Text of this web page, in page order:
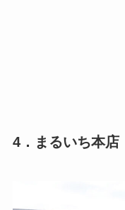
4．まるいち本店